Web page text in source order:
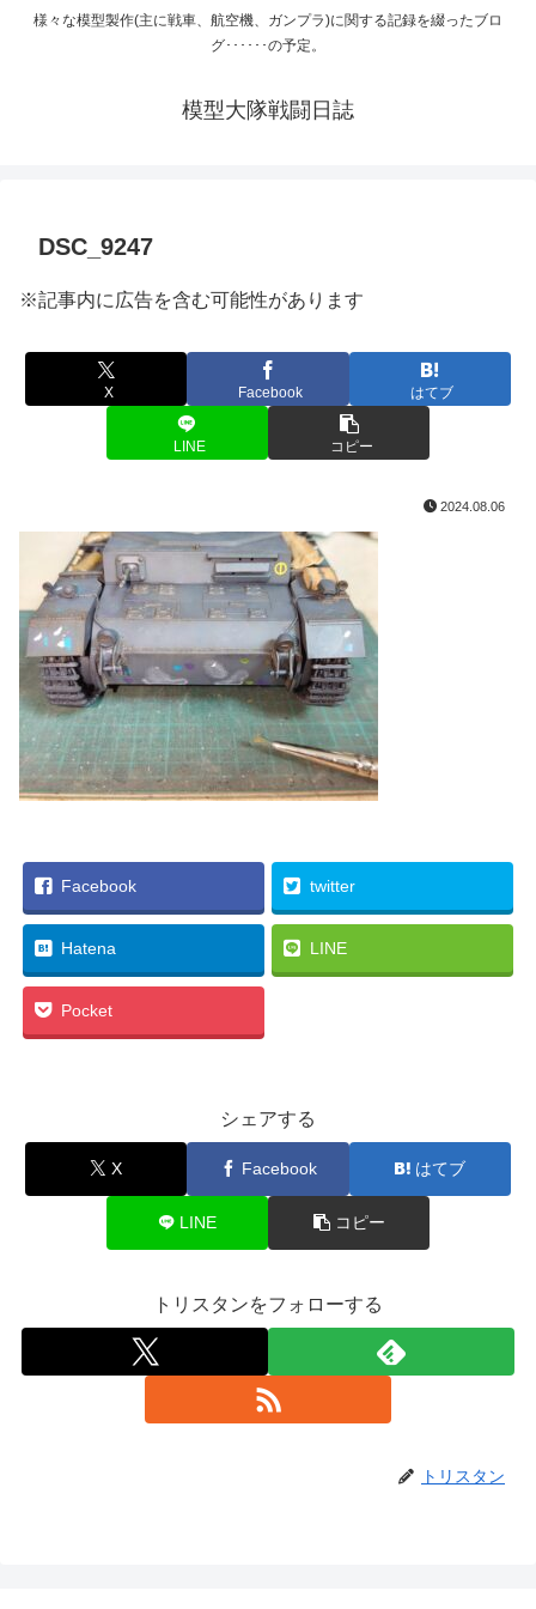
様々な模型製作(主に戦車、航空機、ガンプラ)に関する記録を綴ったブロ
グ･･････の予定。
模型大隊戦闘日誌
DSC_9247
※記事内に広告を含む可能性があります
X Facebook はてブ
LINE コピー
2024.08.06
Facebook twitter
Hatena LINE
Pocket
シェアする
X Facebook はてブ
LINE コピー
トリスタンをフォローする
トリスタン